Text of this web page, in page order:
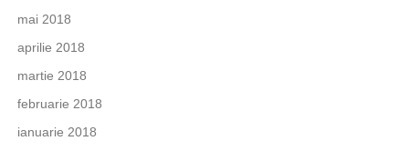
mai 2018
aprilie 2018
martie 2018
februarie 2018
ianuarie 2018